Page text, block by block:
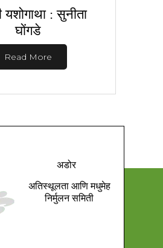
: सुनीता
घोंगडे
Read More
अडोर
अतिस्थूलता आणि मधुमेह
निर्मुलन समिती